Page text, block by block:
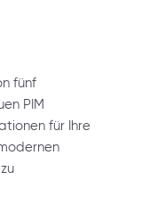
fünf
PIM
für Ihre